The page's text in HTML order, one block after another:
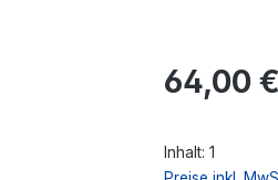
Regulärer Preis:
64,00 €
Inhalt: 1